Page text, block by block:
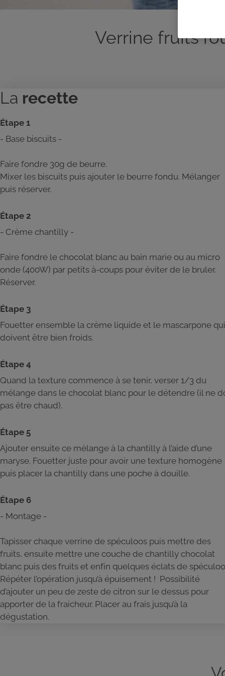
Verrine fruits
La recette
Étape 1
- Base biscuits -
Faire fondre 30g de beurre.
Mixer les biscuits puis ajouter le beurre fondu. Mélanger
puis réserver.
Étape 2
- Crème chantilly -
Faire fondre le chocolat blanc au bain marie ou au micro
onde (400W) par petits à-coups pour éviter de le bruler.
Réserver.
Étape 3
Fouetter ensemble la crème liquide et le mascarpone qui
doivent être bien froids.
Étape 4
Quand la texture commence à se tenir, verser 1/3 du
mélange dans le chocolat blanc pour le détendre (il ne
pas être chaud).
Étape 5
Ajouter ensuite ce mélange à la chantilly à l’aide d’une
maryse. Fouetter juste pour avoir une texture homogène
puis placer la chantilly dans une poche à douille.
Étape 6
- Montage -
Tapisser chaque verrine de spéculoos puis mettre des
fruits, ensuite mettre une couche de chantilly chocolat
blanc puis des fruits et enfin quelques éclats de
Répéter l’opération jusqu’à épuisement ! Possibilité
d’ajouter un peu de zeste de citron sur le dessus pour
apporter de la fraicheur. Placer au frais jusqu’à la
dégustation.